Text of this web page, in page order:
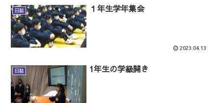
日誌 １年生学年集会
2023.04.13
日誌 1年生の学級開き